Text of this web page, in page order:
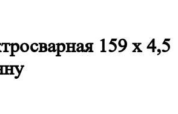
159 х 4,5